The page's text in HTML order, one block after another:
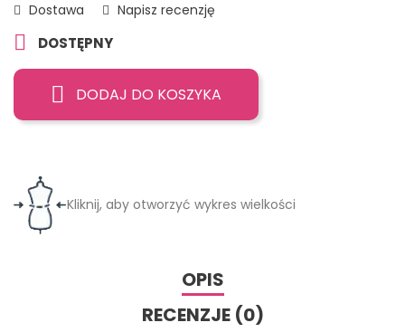
Dostawa Napisz recenzję
 DOSTĘPNY
DODAJ DO KOSZYKA
Kliknij, aby otworzyć wykres wielkości
OPIS
RECENZJE (0)